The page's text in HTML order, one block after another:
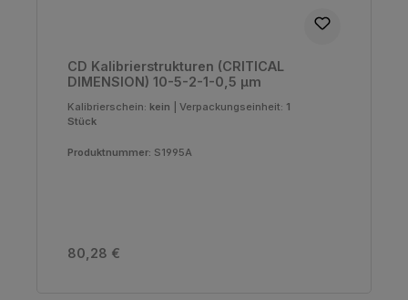
CD Kalibrierstrukturen (CRITICAL
DIMENSION) 10-5-2-1-0,5 µm
Kalibrierschein: kein Verpackungseinheit: 1
Stück
Produktnummer: S1995A
Regulärer Preis:
80,28 €